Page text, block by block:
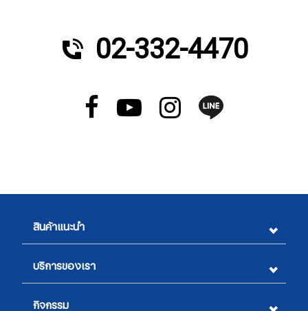
02-332-4470
สินค้าแนะนำ
บริการของเรา
กิจกรรม